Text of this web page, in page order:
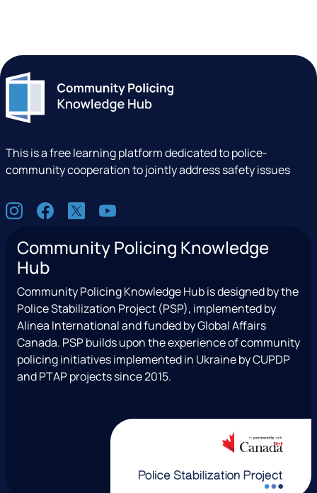
This is a free learning platform dedicated to police-
community cooperation to jointly address safety issues
S
oI
s
a
g
a
m
F
c
e
b
o
o
k
X
e
T
w
i
t
t
e
Y
u
u
b
e
Community Policing Knowledge
Hub
Community Policing Knowledge Hub is designed by the
Police Stabilization Project (PSP), implemented by
Alinea International and funded by Global Affairs
Canada. PSP builds upon the experience of community
policing initiatives implemented in Ukraine by CUPDP
and PTAP projects since 2015.